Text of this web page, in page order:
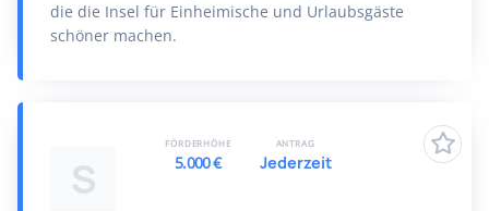
die die Insel für Einheimische und Urlaubsgäste
schöner machen.
S
FÖRDERHÖHE
5.000 €
ANTRAG
Jederzeit